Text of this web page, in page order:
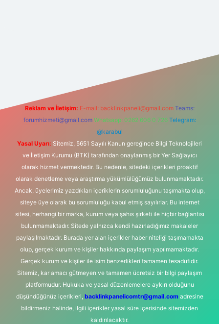
Reklam ve İletişim: E-mail: backlinkpaneli@gmail.com Teams:
forumhizmeti@gmail.com Whatsapp: 0262 606 0 726 Telegram:
@karabul
Yasal Uyarı: Sitemiz, 5651 Sayılı Kanun gereğince Bilgi Teknolojileri
ve İletişim Kurumu (BTK) tarafından onaylanmış bir Yer Sağlayıcı
olarak hizmet vermektedir. Bu nedenle, sitedeki içerikleri proaktif
olarak denetleme veya araştırma yükümlülüğümüz bulunmamaktadır.
Ancak, üyelerimiz yazdıkları içeriklerin sorumluluğunu taşımakta olup,
siteye üye olarak bu sorumluluğu kabul etmiş sayılırlar. Bu internet
sitesi, herhangi bir marka, kurum veya şahıs şirketi ile hiçbir bağlantısı
bulunmamaktadır. Sitede yalnızca kendi hazırladığımız makaleler
paylaşılmaktadır. Burada yer alan içerikler haber niteliği taşımamakta
olup, gerçek kurum ve kişiler hakkında paylaşım yapılmamaktadır.
Gerçek kurum ve kişiler ile isim benzerlikleri tamamen tesadüfidir.
Sitemiz, kar amacı gütmeyen ve tamamen ücretsiz bir bilgi paylaşım
platformudur. Hukuka ve yasal düzenlemelere aykırı olduğunu
düşündüğünüz içerikleri, backlinkpanelicomtr@gmail.comadresine
bildirmeniz halinde, ilgili içerikler yasal süre içerisinde sitemizden
kaldırılacaktır.